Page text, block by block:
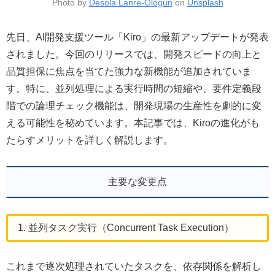
Photo by Desola Lanre-Ologun on Unsplash
先日、AI開発支援ツール「Kiro」の最新アップデートが発表
されました。今回のリリースでは、開発スピードの向上と
品質担保に焦点を当てた強力な新機能が追加されていま
す。特に、並列処理による実行時間の短縮や、要件定義段
階での論理チェック機能は、開発現場の生産性を劇的に変
える可能性を秘めています。本記事では、Kiroの進化がも
たらすメリットを詳しく解説します。
主要な変更点
1. 並列タスク実行（Concurrent Task Execution）
これまで逐次処理されていたタスクを、依存関係を解析し